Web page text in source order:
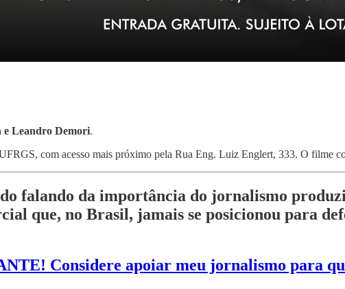
e Leandro Demori.
com acesso mais próximo pela Rua Eng. Luiz Englert, 333. O filme
falando da importância do jornalismo
que, no Brasil, jamais se posicionou para
Considere apoiar meu jornalismo para